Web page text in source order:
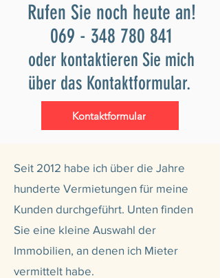
Rufen Sie noch heute an!
069 - 348 780 841
oder kontaktieren Sie mich
über das Kontaktformular.
Kontaktformular
Seit 2012 habe ich über die Jahre
hunderte Vermietungen für meine
Kunden durchgeführt. Unten finden
Sie eine kleine Auswahl der
Immobilien, an denen ich Mieter
vermittelt habe.